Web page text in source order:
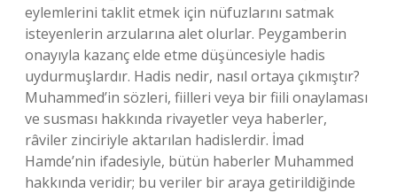
eylemlerini taklit etmek için nüfuzlarını satmak
isteyenlerin arzularına alet olurlar. Peygamberin
onayıyla kazanç elde etme düşüncesiyle hadis
uydurmuşlardır. Hadis nedir, nasıl ortaya çıkmıştır?
Muhammed’in sözleri, fiilleri veya bir fiili onaylaması
ve susması hakkında rivayetler veya haberler,
râviler zinciriyle aktarılan hadislerdir. İmad
Hamde’nin ifadesiyle, bütün haberler Muhammed
hakkında veridir; bu veriler bir araya getirildiğinde